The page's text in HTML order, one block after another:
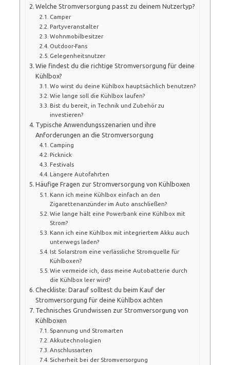
Welche Stromversorgung passt zu deinem Nutzertyp?
Camper
Partyveranstalter
Wohnmobilbesitzer
Outdoor-Fans
Gelegenheitsnutzer
Wie findest du die richtige Stromversorgung für deine
Kühlbox?
Wo wirst du deine Kühlbox hauptsächlich benutzen?
Wie lange soll die Kühlbox laufen?
Bist du bereit, in Technik und Zubehör zu
investieren?
Typische Anwendungsszenarien und ihre
Anforderungen an die Stromversorgung
Camping
Picknick
Festivals
Längere Autofahrten
Häufige Fragen zur Stromversorgung von Kühlboxen
Kann ich meine Kühlbox einfach an den
Zigarettenanzünder im Auto anschließen?
Wie lange hält eine Powerbank eine Kühlbox mit
Strom?
Kann ich eine Kühlbox mit integriertem Akku auch
unterwegs laden?
Ist Solarstrom eine verlässliche Stromquelle für
Kühlboxen?
Wie vermeide ich, dass meine Autobatterie durch
die Kühlbox leer wird?
Checkliste: Darauf solltest du beim Kauf der
Stromversorgung für deine Kühlbox achten
Technisches Grundwissen zur Stromversorgung von
Kühlboxen
Spannung und Stromarten
Akkutechnologien
Anschlussarten
Sicherheit bei der Stromversorgung